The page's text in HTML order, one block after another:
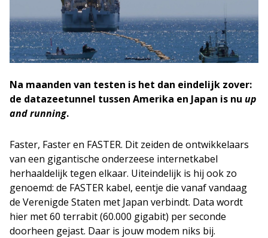
Na maanden van testen is het dan eindelijk zover:
de datazeetunnel tussen Amerika en Japan is nu up
and running.
Faster, Faster en FASTER. Dit zeiden de ontwikkelaars
van een gigantische onderzeese internetkabel
herhaaldelijk tegen elkaar. Uiteindelijk is hij ook zo
genoemd: de FASTER kabel, eentje die vanaf vandaag
de Verenigde Staten met Japan verbindt. Data wordt
hier met 60 terrabit (60.000 gigabit) per seconde
doorheen gejast. Daar is jouw modem niks bij.